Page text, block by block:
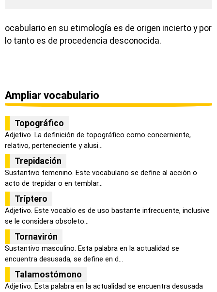
ocabulario en su etimología es de origen incierto y por
lo tanto es de procedencia desconocida.
Ampliar vocabulario
Topográfico
Adjetivo. La definición de topográfico como concerniente,
relativo, perteneciente y alusi...
Trepidación
Sustantivo femenino. Este vocabulario se define al acción o
acto de trepidar o en temblar...
Tríptero
Adjetivo. Este vocablo es de uso bastante infrecuente, inclusive
se le considera obsoleto...
Tornavirón
Sustantivo masculino. Esta palabra en la actualidad se
encuentra desusada, se define en d...
Talamostómono
Adjetivo. Esta palabra en la actualidad se encuentra desusada